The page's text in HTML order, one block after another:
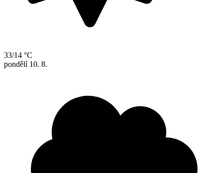
33/14 °C
pondělí 10. 8.